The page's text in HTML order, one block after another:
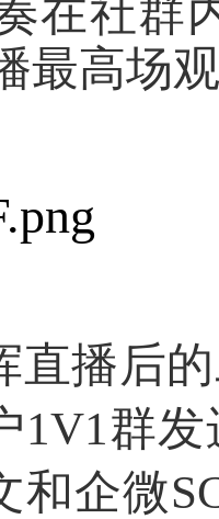
在社群
最高场
直播后
1V1群
和企微